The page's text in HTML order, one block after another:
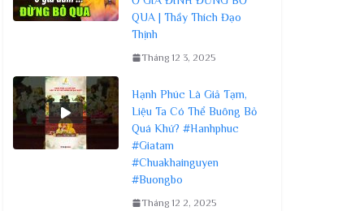
QUA | Thầy Thích Đạo
Thịnh
Tháng 12 3, 2025
Hạnh Phúc Là Giả Tạm,
Liệu Ta Có Thể Buông Bỏ
Quá Khứ? #Hanhphuc
#Giatam
#Chuakhainguyen
#Buongbo
Tháng 12 2, 2025